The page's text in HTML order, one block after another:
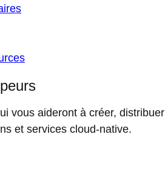
vous aideront à créer, distribuer
et services cloud-native.